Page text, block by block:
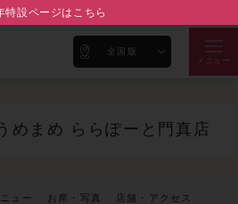
特設ページはこちら
全国版
メニュー
めまめ ららぽーと門真店
ニュー お席・写真 店舗・アクセス